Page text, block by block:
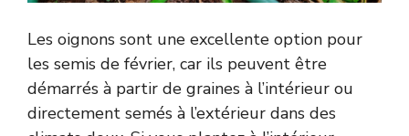
Les oignons sont une excellente option pour
les semis de février, car ils peuvent être
démarrés à partir de graines à l’intérieur ou
directement semés à l’extérieur dans des